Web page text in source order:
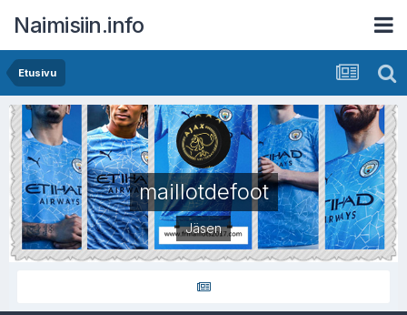
Naimisiin.info
Etusivu
maillotdefoot
Jäsen